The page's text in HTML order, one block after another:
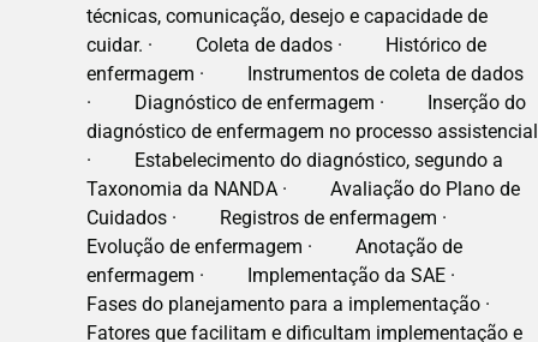
técnicas, comunicação, desejo e capacidade de
cuidar. · Coleta de dados · Histórico de
enfermagem · Instrumentos de coleta de dados
· Diagnóstico de enfermagem · Inserção do
diagnóstico de enfermagem no processo assistencial
· Estabelecimento do diagnóstico, segundo a
Taxonomia da NANDA · Avaliação do Plano de
Cuidados · Registros de enfermagem ·
Evolução de enfermagem · Anotação de
enfermagem · Implementação da SAE ·
Fases do planejamento para a implementação ·
Fatores que facilitam e dificultam implementação e